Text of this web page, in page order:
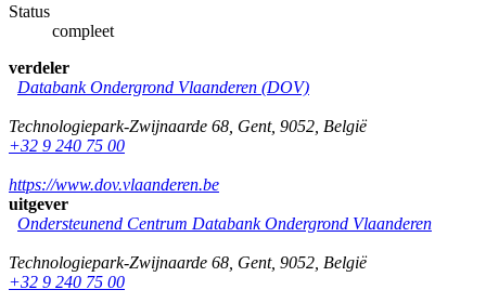
Status
compleet
verdeler
Databank Ondergrond Vlaanderen (DOV)
Technologiepark-Zwijnaarde 68 Gent, 9052 België
+32 9 240 75 00
https://www.dov.vlaanderen.be
uitgever
Ondersteunend Centrum Databank Ondergrond Vlaanderen
Technologiepark-Zwijnaarde 68 Gent, 9052 België
+32 9 240 75 00